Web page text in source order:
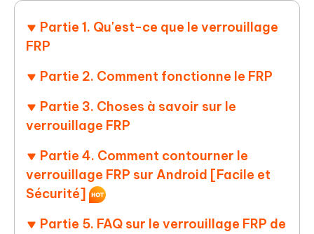
Partie 1. Qu'est-ce que le verrouillage
FRP
Partie 2. Comment fonctionne le FRP
Partie 3. Choses à savoir sur le
verrouillage FRP
Partie 4. Comment contourner le
verrouillage FRP sur Android [Facile et
Sécurité]
Partie 5. FAQ sur le verrouillage FRP de